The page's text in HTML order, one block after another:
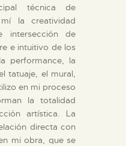
técnica de
la creatividad
de
e intuitivo de los
performance, la
tatuaje, el mural,
en mi proceso
la totalidad
artística. La
directa con
mi obra, que se